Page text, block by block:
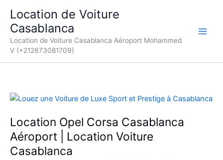
contenu
Location de Voiture
Casablanca
Location de Voiture Casablanca Aéroport Mohammed
V (+212673081709)
Location Opel Corsa Casablanca
Aéroport | Location Voiture
Casablanca